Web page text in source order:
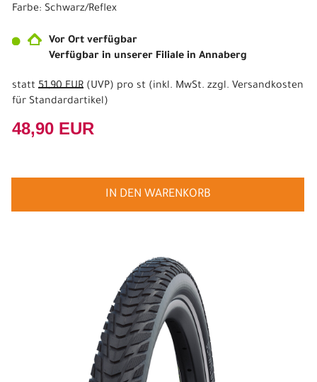
Farbe: Schwarz/Reflex
Vor Ort verfügbar
Verfügbar in unserer Filiale in Annaberg
statt 51,90 EUR (UVP) pro st (inkl. MwSt. zzgl. Versandkosten
für Standardartikel)
48,90 EUR
IN DEN WARENKORB